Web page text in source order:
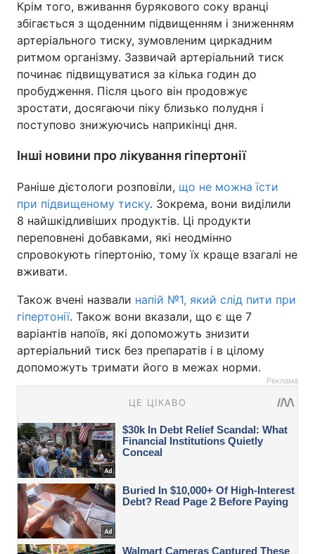
Крім того, вживання бурякового соку вранці
збігається з щоденним підвищенням і зниженням
артеріального тиску, зумовленим циркадним
ритмом організму. Зазвичай артеріальний тиск
починає підвищуватися за кілька годин до
пробудження. Після цього він продовжує
зростати, досягаючи піку близько полудня і
поступово знижуючись наприкінці дня.
Інші новини про лікування гіпертонії
Раніше дієтологи розповіли, що не можна їсти
при підвищеному тиску. Зокрема, вони виділили
8 найшкідливіших продуктів. Ці продукти
переповнені добавками, які неодмінно
спровокують гіпертонію, тому їх краще взагалі не
вживати.
Також вчені назвали напій №1, який слід пити при
гіпертонії. Також вони вказали, що є ще 7
варіантів напоїв, які допоможуть знизити
артеріальний тиск без препаратів і в цілому
допоможуть тримати його в межах норми.
Реклама